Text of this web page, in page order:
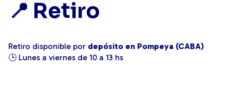
📍 Retiro
Retiro disponible por depósito en Pompeya (CABA)
🕒 Lunes a viernes de 10 a 13 hs